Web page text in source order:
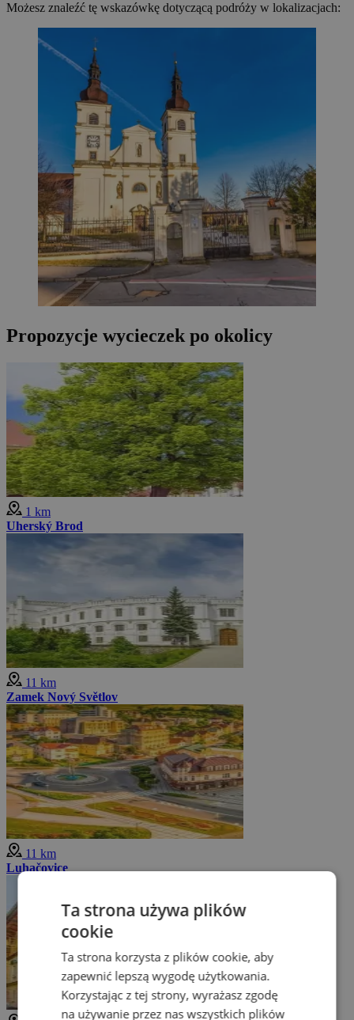
Możesz znaleźć tę wskazówkę dotyczącą podróży w lokalizacjach:
Propozycje wycieczek po okolicy
1 km
Uherský Brod
11 km
Zamek Nový Světlov
11 km
Luhačovice
Ta strona używa plików
cookie
Ta strona korzysta z plików cookie, aby
zapewnić lepszą wygodę użytkowania.
Korzystając z tej strony, wyrażasz zgodę
na używanie przez nas wszystkich plików